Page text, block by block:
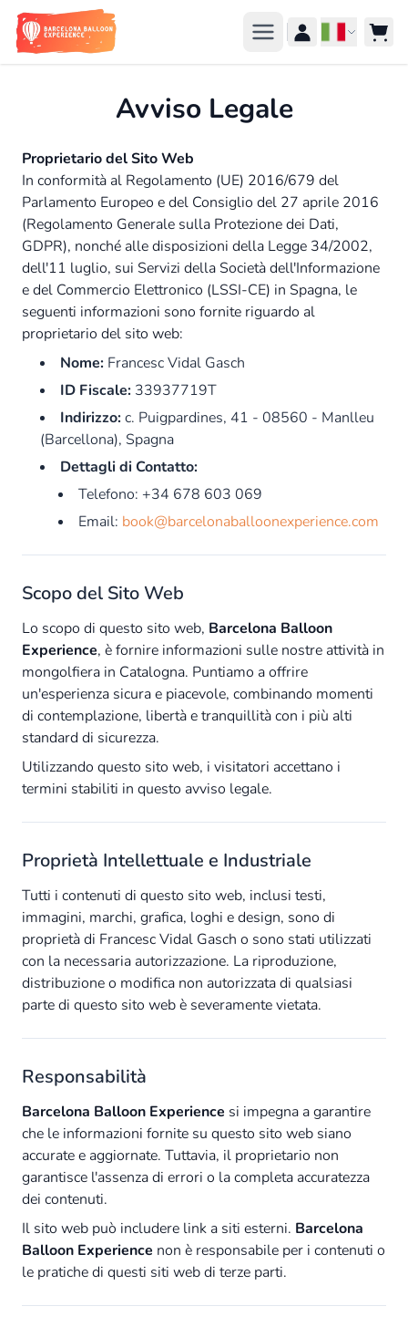
Salta al contenuto
Lingua
Avviso Legale
Proprietario del Sito Web
In conformità al Regolamento (UE) 2016/679 del
Parlamento Europeo e del Consiglio del 27 aprile 2016
(Regolamento Generale sulla Protezione dei Dati,
GDPR), nonché alle disposizioni della Legge 34/2002,
dell'11 luglio, sui Servizi della Società dell'Informazione
e del Commercio Elettronico (LSSI-CE) in Spagna, le
seguenti informazioni sono fornite riguardo al
proprietario del sito web:
Nome: Francesc Vidal Gasch
ID Fiscale: 33937719T
Indirizzo:c. Puigpardines, 41 - 08560 - Manlleu
(Barcellona), Spagna
Dettagli di Contatto:
Telefono: +34 678 603 069
Email: book@barcelonaballoonexperience.com
Scopo del Sito Web
Lo scopo di questo sito web, Barcelona Balloon
Experience, è fornire informazioni sulle nostre attività in
mongolfiera in Catalogna. Puntiamo a offrire
un'esperienza sicura e piacevole, combinando momenti
di contemplazione, libertà e tranquillità con i più alti
standard di sicurezza.
Utilizzando questo sito web, i visitatori accettano i
termini stabiliti in questo avviso legale.
Proprietà Intellettuale e Industriale
Tutti i contenuti di questo sito web, inclusi testi,
immagini, marchi, grafica, loghi e design, sono di
proprietà di Francesc Vidal Gasch o sono stati utilizzati
con la necessaria autorizzazione. La riproduzione,
distribuzione o modifica non autorizzata di qualsiasi
parte di questo sito web è severamente vietata.
Responsabilità
Barcelona Balloon Experience si impegna a garantire
che le informazioni fornite su questo sito web siano
accurate e aggiornate. Tuttavia, il proprietario non
garantisce l'assenza di errori o la completa accuratezza
dei contenuti.
Il sito web può includere link a siti esterni. Barcelona
Balloon Experience non è responsabile per i contenuti o
le pratiche di questi siti web di terze parti.